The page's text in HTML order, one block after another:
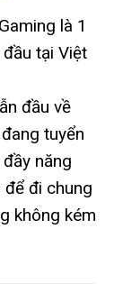
là 1
tại Việt
đầu về
tuyển
năng
đi chung
không kém